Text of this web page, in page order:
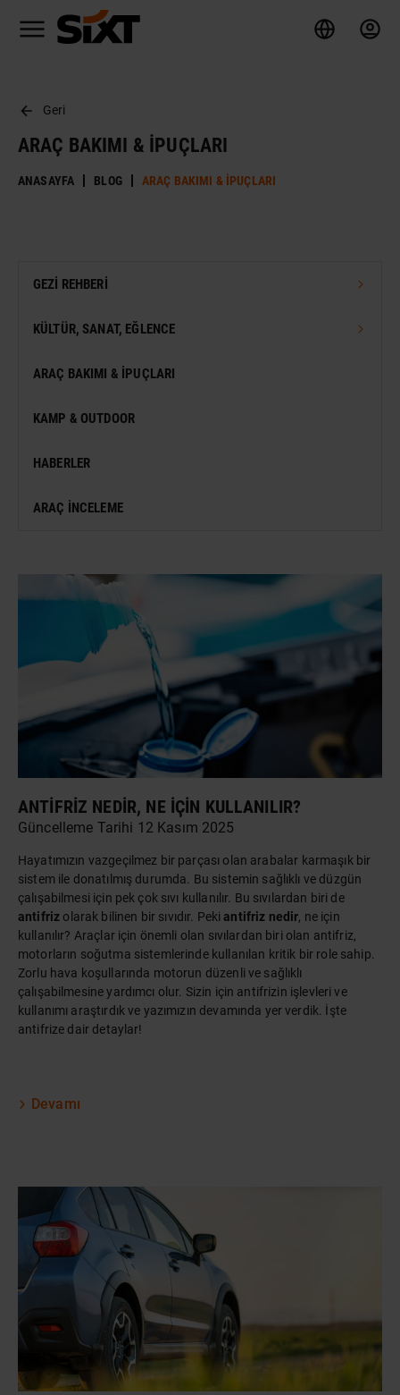
Geri
ARAÇ BAKIMI & İPUÇLARI
ANASAYFA BLOG ARAÇ BAKIMI & İPUÇLARI
ANTIFRIZ NEDIR, NE İÇIN KULLANILIR?
Güncelleme Tarihi 12 Kasım 2025
Hayatımızın vazgeçilmez bir parçası olan arabalar karmaşık bir
sistem ile donatılmış durumda. Bu sistemin sağlıklı ve düzgün
çalışabilmesi için pek çok sıvı kullanılır. Bu sıvılardan biri de
antifriz olarak bilinen bir sıvıdır. Pekiantifriz nedir, ne için
kullanılır? Araçlar için önemli olan sıvılardan biri olan antifriz,
motorların soğutma sistemlerinde kullanılan kritik bir role sahip.
Zorlu hava koşullarında motorun düzenli ve sağlıklı
çalışabilmesine yardımcı olur. Sizin için antifrizin işlevleri ve
kullanımı araştırdık ve yazımızın devamında yer verdik. İşte
antifrize dair detaylar!
Devamı
GEZI REHBERI
TÜRKIYE GEZI REHBERI
KÜLTÜR, SANAT, EĞLENCE
FESTIVAL
ANTIK KENT & ALANLAR
ARAÇ BAKIMI & İPUÇLARI
KAMP & OUTDOOR
HABERLER
ARAÇ İNCELEME